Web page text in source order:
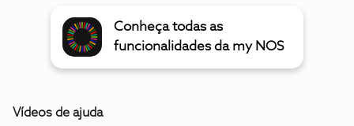
Conheça todas as
funcionalidades da my NOS
Vídeos de ajuda